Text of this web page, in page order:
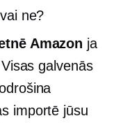
ne?
Amazon ja
galvenās
importē jūsu